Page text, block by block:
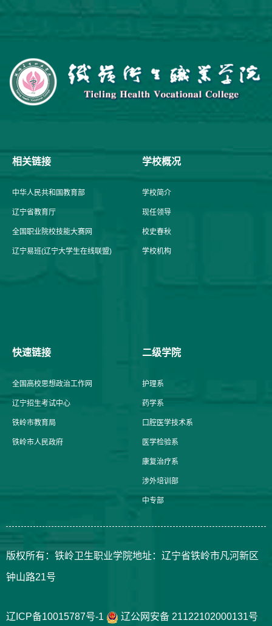
相关链接
中华人民共和国教育部
辽宁省教育厅
全国职业院校技能大赛网
辽宁易班(辽宁大学生在线联盟)
学校概况
学校简介
现任领导
校史春秋
学校机构
快速链接
全国高校思想政治工作网
辽宁招生考试中心
铁岭市教育局
铁岭市人民政府
二级学院
护理系
药学系
口腔医学技术系
医学检验系
康复治疗系
涉外培训部
中专部
版权所有：铁岭卫生职业学院地址：辽宁省铁岭市凡河新区
钟山路21号
辽ICP备10015787号-1 辽公网安备 21122102000131号